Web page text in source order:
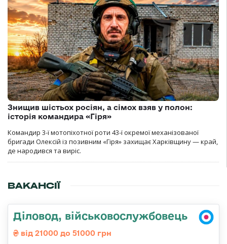
Знищив шістьох росіян, а сімох взяв у полон:
історія командира «Гіря»
Командир 3-ї мотопіхотної роти 43-ї окремої механізованої
бригади Олексій із позивним «Гіря» захищає Харківщину — край,
де народився та виріс.
ВАКАНСІЇ
Діловод, військовослужбовець
від 21000 до 51000 грн